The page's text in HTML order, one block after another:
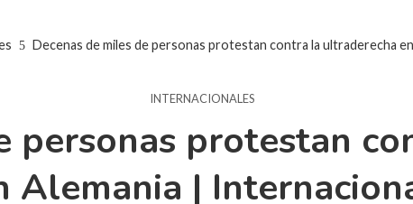
Decenas de miles de personas protestan contra la ultraderecha
INTERNACIONALES
personas protestan
Alemania |